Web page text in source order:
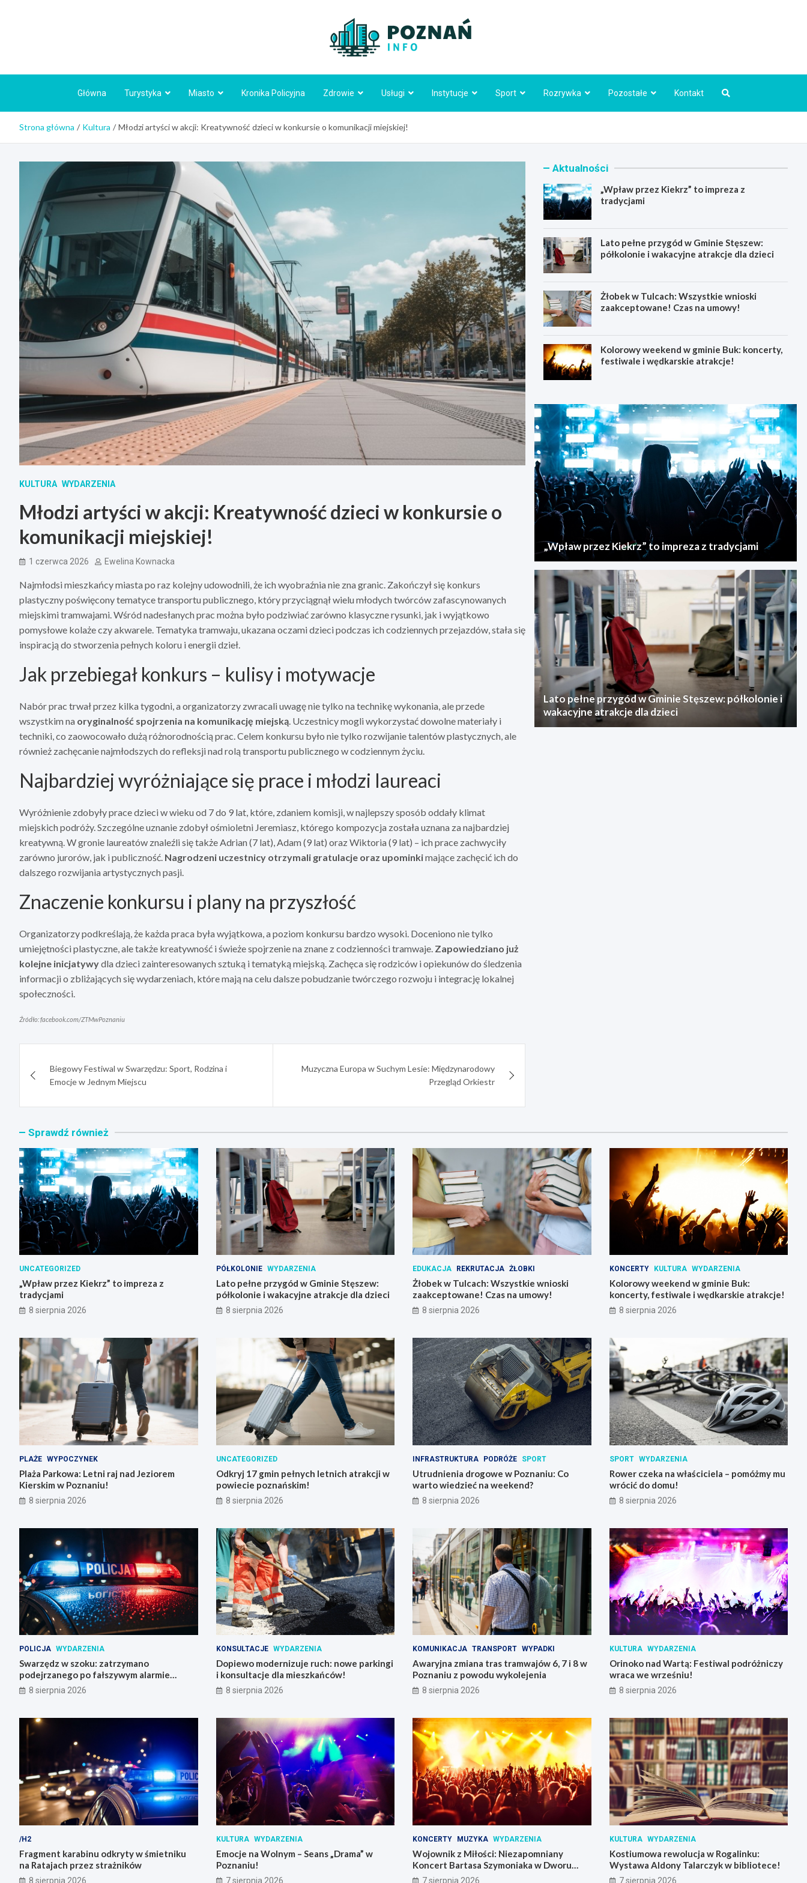
Główna Turystyka Miasto Kronika Policyjna Zdrowie Usługi Instytucje Sport Rozrywka Pozostałe Kontakt
Strona główna Kultura Młodzi artyści w akcji: Kreatywność dzieci w konkursie o komunikacji miejskiej!
KULTURA WYDARZENIA
Młodzi artyści w akcji: Kreatywność dzieci w konkursie o
komunikacji miejskiej!
1 czerwca 2026 Ewelina Kownacka
Najmłodsi mieszkańcy miasta po raz kolejny udowodnili, że ich wyobraźnia nie zna granic. Zakończył się konkurs
plastyczny poświęcony tematyce transportu publicznego, który przyciągnął wielu młodych twórców zafascynowanych
miejskimi tramwajami. Wśród nadesłanych prac można było podziwiać zarówno klasyczne rysunki, jak i wyjątkowo
pomysłowe kolaże czy akwarele. Tematyka tramwaju, ukazana oczami dzieci podczas ich codziennych przejazdów, stała się
inspiracją do stworzenia pełnych koloru i energii dzieł.
Jak przebiegał konkurs – kulisy i motywacje
Nabór prac trwał przez kilka tygodni, a organizatorzy zwracali uwagę nie tylko na technikę wykonania, ale przede
wszystkim na oryginalność spojrzenia na komunikację miejską. Uczestnicy mogli wykorzystać dowolne materiały i
techniki, co zaowocowało dużą różnorodnością prac. Celem konkursu było nie tylko rozwijanie talentów plastycznych, ale
również zachęcanie najmłodszych do refleksji nad rolą transportu publicznego w codziennym życiu.
Najbardziej wyróżniające się prace i młodzi laureaci
Wyróżnienie zdobyły prace dzieci w wieku od 7 do 9 lat, które, zdaniem komisji, w najlepszy sposób oddały klimat
miejskich podróży. Szczególne uznanie zdobył ośmioletni Jeremiasz, którego kompozycja została uznana za najbardziej
kreatywną. W gronie laureatów znaleźli się także Adrian (7 lat), Adam (9 lat) oraz Wiktoria (9 lat) – ich prace zachwyciły
zarówno jurorów, jak i publiczność. Nagrodzeni uczestnicy otrzymali gratulacje oraz upominkimające zachęcić ich do
dalszego rozwijania artystycznych pasji.
Znaczenie konkursu i plany na przyszłość
Organizatorzy podkreślają, że każda praca była wyjątkowa, a poziom konkursu bardzo wysoki. Doceniono nie tylko
umiejętności plastyczne, ale także kreatywność i świeże spojrzenie na znane z codzienności tramwaje. Zapowiedziano już
kolejne inicjatywydla dzieci zainteresowanych sztuką i tematyką miejską. Zachęca się rodziców i opiekunów do śledzenia
informacji o zbliżających się wydarzeniach, które mają na celu dalsze pobudzanie twórczego rozwoju i integrację lokalnej
społeczności.
Źródło: facebook.com/ZTMwPoznaniu
wpisuBiegowy Festiwal w Swarzędzu: Sport, Rodzina i
Emocje w Jednym Miejscu
Muzyczna Europa w Suchym Lesie: Międzynarodowy
Przegląd Orkiestr
Aktualności
„Wpław przez Kiekrz” to impreza z
tradycjami
Lato pełne przygód w Gminie Stęszew:
półkolonie i wakacyjne atrakcje dla dzieci
Żłobek w Tulcach: Wszystkie wnioski
zaakceptowane! Czas na umowy!
Kolorowy weekend w gminie Buk: koncerty,
festiwale i wędkarskie atrakcje!
„Wpław przez Kiekrz” to impreza z tradycjami
Lato pełne przygód w Gminie Stęszew: półkolonie i
wakacyjne atrakcje dla dzieci
Sprawdź również
UNCATEGORIZED
„Wpław przez Kiekrz” to impreza z
tradycjami
8 sierpnia 2026
PÓŁKOLONIE WYDARZENIA
Lato pełne przygód w Gminie Stęszew:
półkolonie i wakacyjne atrakcje dla dzieci
8 sierpnia 2026
EDUKACJA REKRUTACJA ŻŁOBKI
Żłobek w Tulcach: Wszystkie wnioski
zaakceptowane! Czas na umowy!
8 sierpnia 2026
KONCERTY KULTURA WYDARZENIA
Kolorowy weekend w gminie Buk:
koncerty, festiwale i wędkarskie atrakcje!
8 sierpnia 2026
PLAŻE WYPOCZYNEK
Plaża Parkowa: Letni raj nad Jeziorem
Kierskim w Poznaniu!
8 sierpnia 2026
UNCATEGORIZED
Odkryj 17 gmin pełnych letnich atrakcji w
powiecie poznańskim!
8 sierpnia 2026
INFRASTRUKTURA PODRÓŻE SPORT
Utrudnienia drogowe w Poznaniu: Co
warto wiedzieć na weekend?
8 sierpnia 2026
SPORT WYDARZENIA
Rower czeka na właściciela – pomóżmy mu
wrócić do domu!
8 sierpnia 2026
POLICJA WYDARZENIA
Swarzędz w szoku: zatrzymano
podejrzanego po fałszywym alarmie
bombowym na stacji benzynowej
8 sierpnia 2026
KONSULTACJE WYDARZENIA
Dopiewo modernizuje ruch: nowe parkingi
i konsultacje dla mieszkańców!
8 sierpnia 2026
KOMUNIKACJA TRANSPORT WYPADKI
Awaryjna zmiana tras tramwajów 6, 7 i 8 w
Poznaniu z powodu wykolejenia
8 sierpnia 2026
KULTURA WYDARZENIA
Orinoko nad Wartą: Festiwal podróżniczy
wraca we wrześniu!
8 sierpnia 2026
/H2
Fragment karabinu odkryty w śmietniku
na Ratajach przez strażników
8 sierpnia 2026
KULTURA WYDARZENIA
Emocje na Wolnym – Seans „Drama” w
Poznaniu!
7 sierpnia 2026
KONCERTY MUZYKA WYDARZENIA
Wojownik z Miłości: Niezapomniany
Koncert Bartasa Szymoniaka w Dworu
Skrzynki
7 sierpnia 2026
KULTURA WYDARZENIA
Kostiumowa rewolucja w Rogalinku:
Wystawa Aldony Talarczyk w bibliotece!
7 sierpnia 2026